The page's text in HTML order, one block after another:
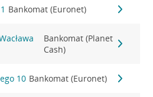
Bankomat (Euronet)
Bankomat (Planet
Cash)
10 Bankomat (Euronet)